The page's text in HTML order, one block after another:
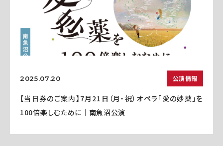
2025.07.20 公演情報
【当日券のご案内】7月21日（月・祝）オペラ「愛の妙薬」を
100倍楽しむために｜南魚沼公演